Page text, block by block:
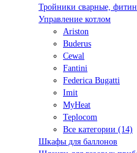
Тройники сварные,
Управление котлом
Ariston
Buderus
Cewal
Fantini
Federica Bugatti
Imit
MyHeat
Teplocom
Все категории (14)
Шкафы для баллонов